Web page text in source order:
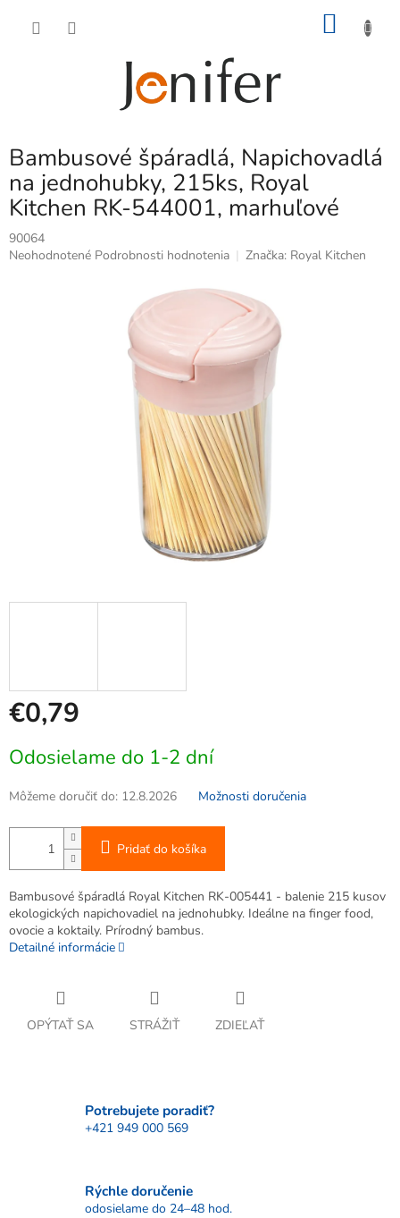
Bambusové špáradlá, Napichovadlá
na jednohubky, 215ks, Royal
Kitchen RK-544001, marhuľové
90064
Priemerné
Neohodnotené Podrobnosti hodnotenia Značka: Royal Kitchen
€0,79
cena:
Odosielame do 1-2 dní
Môžeme doručiť do: 12.8.2026 Možnosti doručenia
Pridať do košíka
Bambusové špáradlá Royal Kitchen RK-005441 - balenie 215 kusov
ekologických napichovadiel na jednohubky. Ideálne na finger food,
ovocie a koktaily. Prírodný bambus.
Detailné informácie
OPÝTAŤ SA STRÁŽIŤ ZDIEĽAŤ
Potrebujete poradiť?
+421 949 000 569
Rýchle doručenie
odosielame do 24–48 hod.